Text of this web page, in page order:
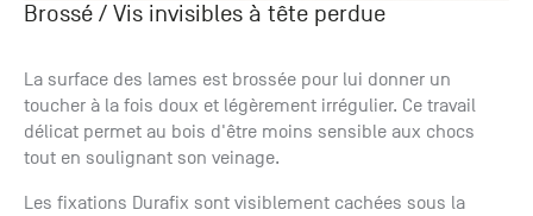
Brossé / Vis invisibles à tête perdue
La surface des lames est brossée pour lui donner un
toucher à la fois doux et légèrement irrégulier. Ce travail
délicat permet au bois d'être moins sensible aux chocs
tout en soulignant son veinage.
Les fixations Durafix sont visiblement cachées sous la